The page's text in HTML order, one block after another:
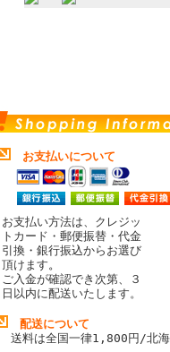
お支払いについて
お支払い方法は、クレジッ
トカード・郵便振替・代金
引換・銀行振込からお選び
頂けます。
ご入金が確認でき次第、３
日以内に配送いたします。
配送について
送料は全国一律1,800円/北